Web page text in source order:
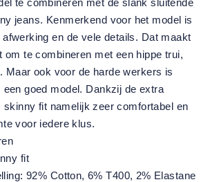
jeans. Kenmerkend voor het model is
en de vele details. Dat maakt
om te combineren met een hippe trui,
Maar ook voor de harde werkers is
goed model. Dankzij de extra
fit namelijk zeer comfortabel en
voor iedere klus.
fit
92% Cotton, 6% T400, 2% Elastane